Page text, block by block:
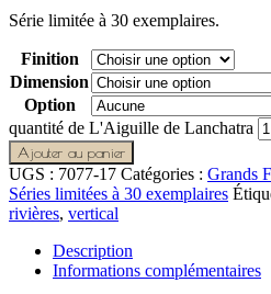
Série limitée à 30 exemplaires.
Finition
Dimension
Option
quantité de L'Aiguille de Lanchatra
Ajouter au panier
UGS : 7077-17 Catégories : Grands
Séries limitées à 30 exemplaires
rivières, vertical
Description
Informations complémentaires